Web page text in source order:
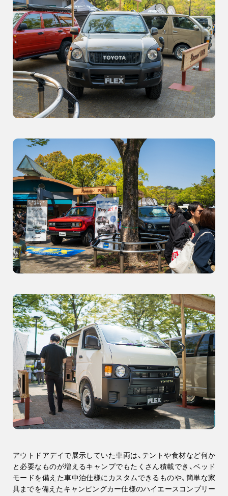
アウトドアデイで展示していた車両は、テントや食材など何か
と必要なものが増えるキャンプでもたくさん積載でき、ベッド
モードを備えた車中泊仕様にカスタムできるものや、簡単な家
具までを備えたキャンピングカー仕様のハイエースコンプリー